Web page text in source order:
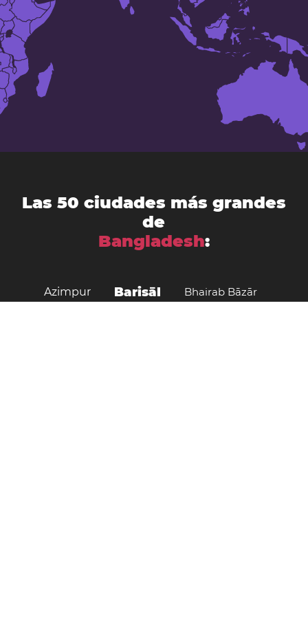
Las 50 ciudades más grandes
de
Bangladesh:
Azimpur Barisāl Bhairab Bāzār